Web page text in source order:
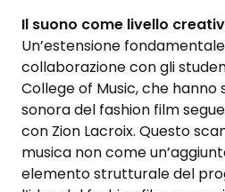
Il suono come livello
Un’estensione
collaborazione con gli
College of Music, che
sonora del fashion film
con Zion Lacroix. Questo
musica non come
elemento strutturale del